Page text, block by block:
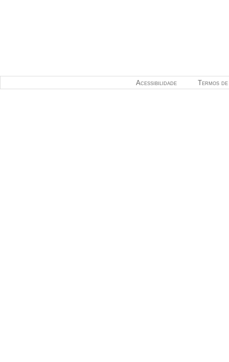
Termos
Acessibilidade